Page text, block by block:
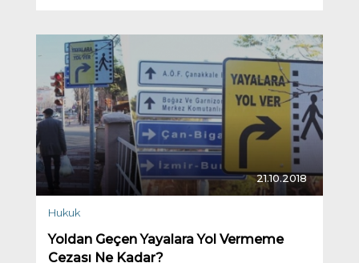
21.10.2018
Hukuk
Yoldan Geçen Yayalara Yol Vermeme
Cezası Ne Kadar?